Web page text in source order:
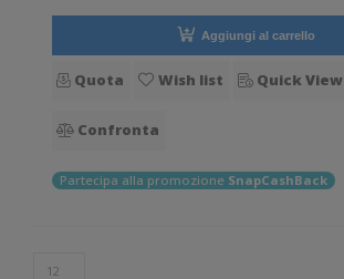
Aggiungi al carrello
Quota Wish list Quick View
Confronta
Partecipa alla promozione SnapCashBack